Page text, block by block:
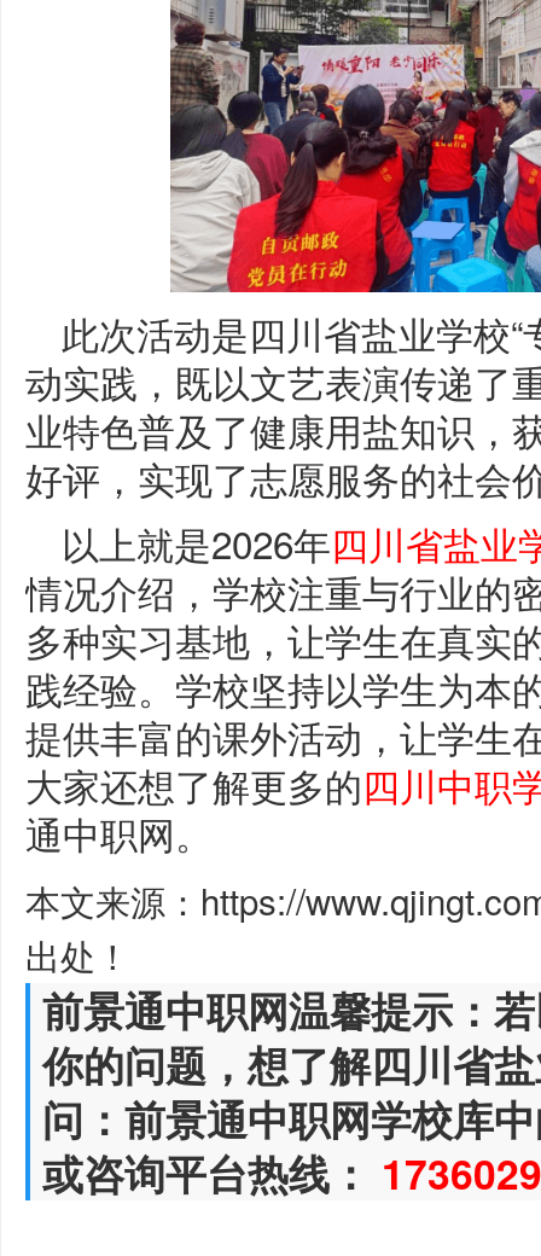
此次活动是四川省盐业学校
动实践，既以文艺表演传递了
业特色普及了健康用盐知识，
好评，实现了志愿服务的社会
以上就是2026年四川省盐业
情况介绍，学校注重与行业的
多种实习基地，让学生在真实
践经验。学校坚持以学生为本
提供丰富的课外活动，让学生
大家还想了解更多的四川中职
通中职网。
本文来源：https://
出处！
前景通中职网温馨提示：
你的问题，想了解四川省
问：前景通中职网学校库
或咨询平台热线：